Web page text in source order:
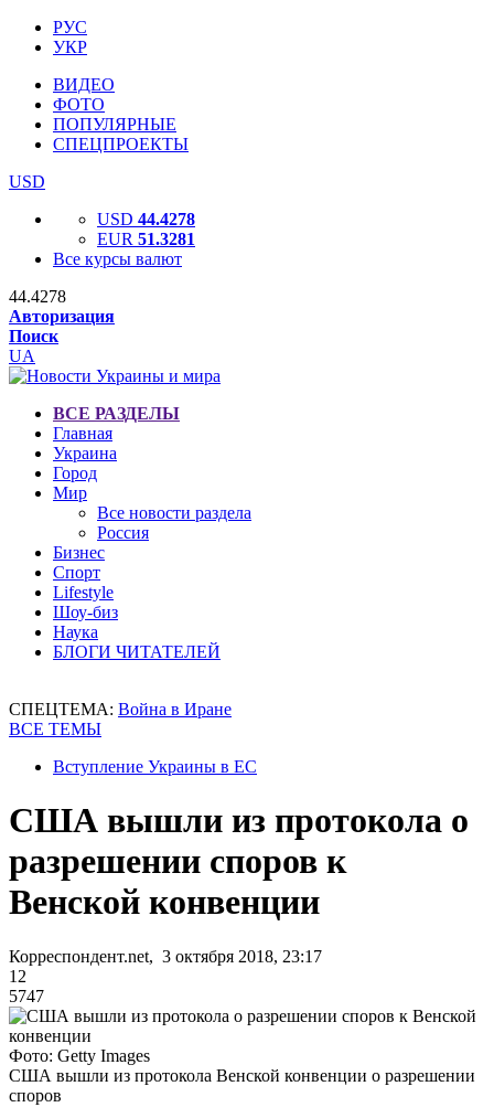
РУС
УКР
ВИДЕО
ФОТО
ПОПУЛЯРНЫЕ
СПЕЦПРОЕКТЫ
USD
USD 44.4278
EUR 51.3281
Все курсы валют
44.4278
Авторизация
Поиск
UA
ВСЕ РАЗДЕЛЫ
Главная
Украина
Город
Мир
Все новости раздела
Россия
Бизнес
Спорт
Lifestyle
Шоу-биз
Наука
БЛОГИ ЧИТАТЕЛЕЙ
СПЕЦТЕМА: Война в Иране
ВСЕ ТЕМЫ
Вступление Украины в ЕС
США вышли из протокола о
разрешении споров к
Венской конвенции
Корреспондент.net, 3 октября 2018, 23:17
12
5747
Фото: Getty Images
США вышли из протокола Венской конвенции о разрешении
споров